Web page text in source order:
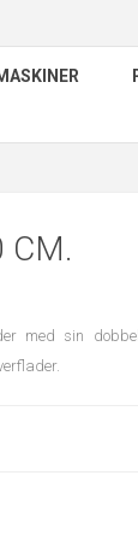
CM.
med sin